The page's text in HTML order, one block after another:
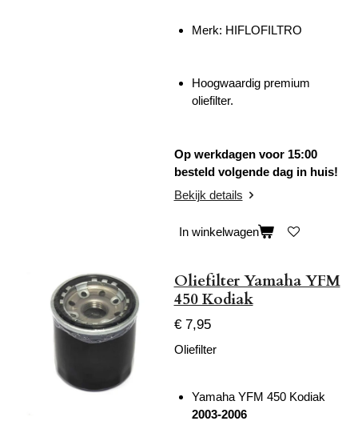
Merk: HIFLOFILTRO
Hoogwaardig premium
oliefilter.
Op werkdagen voor 15:00
besteld volgende dag in huis!
Bekijk details
In winkelwagen
Oliefilter Yamaha YFM
450 Kodiak
€ 7,95
Oliefilter
Yamaha YFM 450 Kodiak
2003-2006